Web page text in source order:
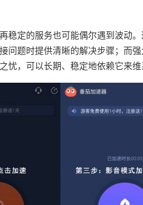
稳定的服务也可能偶尔遇到波动
问题时提供清晰的解决步骤；而
，可以长期、稳定地依赖它来维